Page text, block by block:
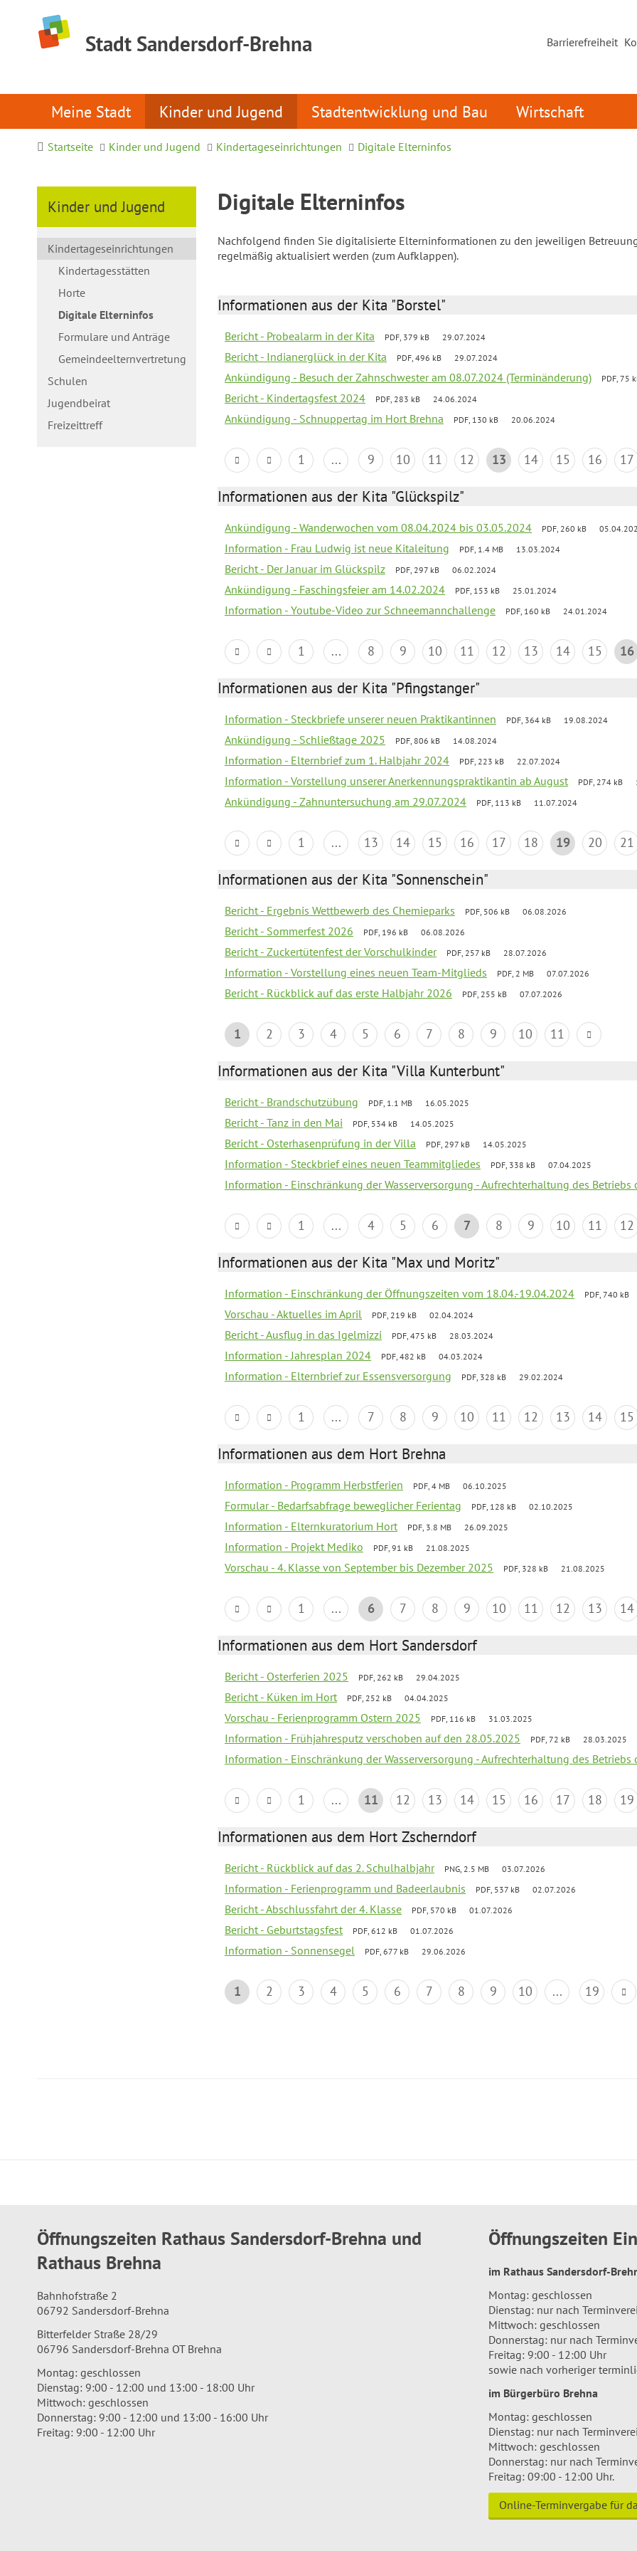
Stadt Sandersdorf-Brehna Barrierefreiheit
Meine Stadt Kinder und Jugend Stadtentwicklung und Bau Wirtschaft
Startseite Kinder und Jugend Kindertageseinrichtungen Digitale Elterninfos
Kinder und Jugend
Kindertageseinrichtungen
Kindertagesstätten
Horte
Digitale Elterninfos
Formulare und Anträge
Gemeindeelternvertretung
Schulen
Jugendbeirat
Freizeittreff
Digitale Elterninfos
Nachfolgend finden Sie digitalisierte Elterninformationen zu den jeweiligen
regelmäßig aktualisiert werden (zum Aufklappen).
Informationen aus der Kita "Borstel"
Bericht - Probealarm in der Kita PDF, 379 kB 29.07.2024
Bericht - Indianerglück in der Kita PDF, 496 kB 29.07.2024
Ankündigung - Besuch der Zahnschwester am 08.07.2024 (Terminänderung) PDF, 75
Bericht - Kindertagsfest 2024 PDF, 283 kB 24.06.2024
Ankündigung - Schnuppertag im Hort Brehna PDF, 130 kB 20.06.2024
1 ... 9 10 11 12 13 14 15 16 17
Informationen aus der Kita "Glückspilz"
Ankündigung - Wanderwochen vom 08.04.2024 bis 03.05.2024 PDF, 260 kB
Information - Frau Ludwig ist neue Kitaleitung PDF, 1.4 MB 13.03.2024
Bericht - Der Januar im Glückspilz PDF, 297 kB 06.02.2024
Ankündigung - Faschingsfeier am 14.02.2024 PDF, 153 kB 25.01.2024
Information - Youtube-Video zur Schneemannchallenge PDF, 160 kB 24.01.2024
1 ... 8 9 10 11 12 13 14 15 16
Informationen aus der Kita "Pfingstanger"
Information - Steckbriefe unserer neuen Praktikantinnen PDF, 364 kB 19.08.2024
Ankündigung - Schließtage 2025 PDF, 806 kB 14.08.2024
Information - Elternbrief zum 1. Halbjahr 2024 PDF, 223 kB 22.07.2024
Information - Vorstellung unserer Anerkennungspraktikantin ab August PDF, 274 kB
Ankündigung - Zahnuntersuchung am 29.07.2024 PDF, 113 kB 11.07.2024
1 ... 13 14 15 16 17 18 19 20 21
Informationen aus der Kita "Sonnenschein"
Bericht - Ergebnis Wettbewerb des Chemieparks PDF, 506 kB 06.08.2026
Bericht - Sommerfest 2026 PDF, 196 kB 06.08.2026
Bericht - Zuckertütenfest der Vorschulkinder PDF, 257 kB 28.07.2026
Information - Vorstellung eines neuen Team-Mitglieds PDF, 2 MB 07.07.2026
Bericht - Rückblick auf das erste Halbjahr 2026 PDF, 255 kB 07.07.2026
1 2 3 4 5 6 7 8 9 10 11
Informationen aus der Kita "Villa Kunterbunt"
Bericht - Brandschutzübung PDF, 1.1 MB 16.05.2025
Bericht - Tanz in den Mai PDF, 534 kB 14.05.2025
Bericht - Osterhasenprüfung in der Villa PDF, 297 kB 14.05.2025
Information - Steckbrief eines neuen Teammitgliedes PDF, 338 kB 07.04.2025
Information - Einschränkung der Wasserversorgung - Aufrechterhaltung des Betriebs
1 ... 4 5 6 7 8 9 10 11 12
Informationen aus der Kita "Max und Moritz"
Information - Einschränkung der Öffnungszeiten vom 18.04.-19.04.2024 PDF, 740 kB
Vorschau - Aktuelles im April PDF, 219 kB 02.04.2024
Bericht - Ausflug in das Igelmizzi PDF, 475 kB 28.03.2024
Information - Jahresplan 2024 PDF, 482 kB 04.03.2024
Information - Elternbrief zur Essensversorgung PDF, 328 kB 29.02.2024
1 ... 7 8 9 10 11 12 13 14 15
Informationen aus dem Hort Brehna
Information - Programm Herbstferien PDF, 4 MB 06.10.2025
Formular - Bedarfsabfrage beweglicher Ferientag PDF, 128 kB 02.10.2025
Information - Elternkuratorium Hort PDF, 3.8 MB 26.09.2025
Information - Projekt Mediko PDF, 91 kB 21.08.2025
Vorschau - 4. Klasse von September bis Dezember 2025 PDF, 328 kB 21.08.2025
1 ... 6 7 8 9 10 11 12 13 14
Informationen aus dem Hort Sandersdorf
Bericht - Osterferien 2025 PDF, 262 kB 29.04.2025
Bericht - Küken im Hort PDF, 252 kB 04.04.2025
Vorschau - Ferienprogramm Ostern 2025 PDF, 116 kB 31.03.2025
Information - Frühjahresputz verschoben auf den 28.05.2025 PDF, 72 kB 28.03.2025
Information - Einschränkung der Wasserversorgung - Aufrechterhaltung des Betriebs
1 ... 11 12 13 14 15 16 17 18 19
Informationen aus dem Hort Zscherndorf
Bericht - Rückblick auf das 2. Schulhalbjahr PNG, 2.5 MB 03.07.2026
Information - Ferienprogramm und Badeerlaubnis PDF, 537 kB 02.07.2026
Bericht - Abschlussfahrt der 4. Klasse PDF, 570 kB 01.07.2026
Bericht - Geburtstagsfest PDF, 612 kB 01.07.2026
Information - Sonnensegel PDF, 677 kB 29.06.2026
1 2 3 4 5 6 7 8 9 10 ... 19
Öffnungszeiten Rathaus Sandersdorf-Brehna und
Rathaus Brehna
Bahnhofstraße 2
06792 Sandersdorf-Brehna
Bitterfelder Straße 28/29
06796 Sandersdorf-Brehna OT Brehna
Montag: geschlossen
Dienstag: 9:00 - 12:00 und 13:00 - 18:00 Uhr
Mittwoch: geschlossen
Donnerstag: 9:00 - 12:00 und 13:00 - 16:00 Uhr
Freitag: 9:00 - 12:00 Uhr
Öffnungszeiten
im Rathaus Sandersdorf-
Montag: geschlossen
Dienstag: nur nach
Mittwoch: geschlossen
Donnerstag: nur nach
Freitag: 9:00 - 12:00 Uhr
sowie nach vorheriger
im Bürgerbüro Brehna
Montag: geschlossen
Dienstag: nur nach
Mittwoch: geschlossen
Donnerstag: nur nach
Freitag: 09:00 - 12:00 Uhr.
Online-Terminvergabe für